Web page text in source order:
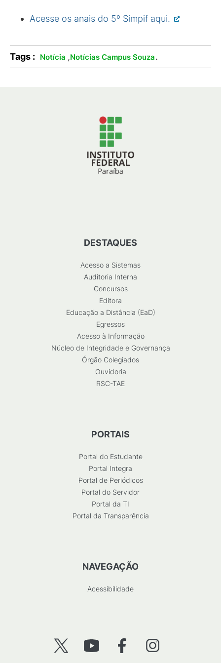
Acesse os anais do 5º Simpif aqui.
Tags : Notícia ,Notícias Campus Souza.
DESTAQUES
Acesso a Sistemas
Auditoria Interna
Concursos
Editora
Educação a Distância (EaD)
Egressos
Acesso à Informação
Núcleo de Integridade e Governança
Órgão Colegiados
Ouvidoria
RSC-TAE
PORTAIS
Portal do Estudante
Portal Integra
Portal de Periódicos
Portal do Servidor
Portal da TI
Portal da Transparência
NAVEGAÇÃO
Acessibilidade